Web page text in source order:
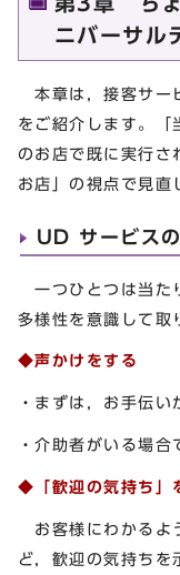
ニバーサル
本章は，接客サー
をご紹介します。「
のお店で既に実行さ
お店」の視点で見直
UD サービス
一つひとつは当た
多様性を意識して取
◆声かけをする
・まずは，お手伝い
・介助者がいる場合
◆「歓迎の気持ち」
お客様にわかるよ
ど，歓迎の気持ちを